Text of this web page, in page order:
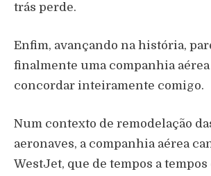
trás perde.
Enfim, avançando na história,
finalmente uma companhia
concordar inteiramente comigo.
Num contexto de remodelação
aeronaves, a companhia aérea
WestJet, que de tempos a tempos